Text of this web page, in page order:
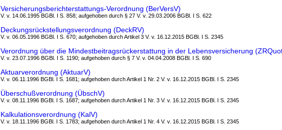
Versicherungsberichterstattungs-Verordnung (BerVersV)
V. v. 14.06.1995 BGBl. I S. 858; aufgehoben durch § 27 V. v. 29.03.2006 BGBl. I S. 622
Deckungsrückstellungsverordnung (DeckRV)
V. v. 06.05.1996 BGBl. I S. 670; aufgehoben durch Artikel 3 V. v. 16.12.2015 BGBl. I S. 2345
Verordnung über die Mindestbeitragsrückerstattung in der Lebensversicherung
V. v. 23.07.1996 BGBl. I S. 1190; aufgehoben durch § 7 V. v. 04.04.2008 BGBl. I S. 690
Aktuarverordnung (AktuarV)
V. v. 06.11.1996 BGBl. I S. 1681; aufgehoben durch Artikel 1 Nr. 2 V. v. 16.12.2015 BGBl. I S. 2345
Überschußverordnung (ÜbschV)
V. v. 08.11.1996 BGBl. I S. 1687; aufgehoben durch Artikel 1 Nr. 3 V. v. 16.12.2015 BGBl. I S. 2345
Kalkulationsverordnung (KalV)
V. v. 18.11.1996 BGBl. I S. 1783; aufgehoben durch Artikel 1 Nr. 4 V. v. 16.12.2015 BGBl. I S. 2345